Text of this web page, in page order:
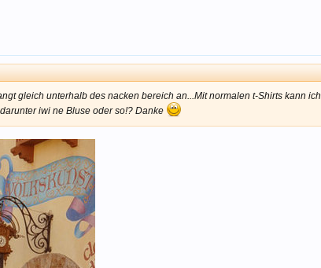
gleich unterhalb des nacken bereich an...Mit normalen t-Shirts kann ich
iwi ne Bluse oder so!? Danke